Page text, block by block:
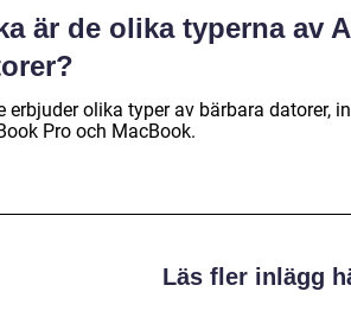
är de olika typerna av
erbjuder olika typer av bärbara datorer,
Pro och MacBook.
Läs fler inlägg